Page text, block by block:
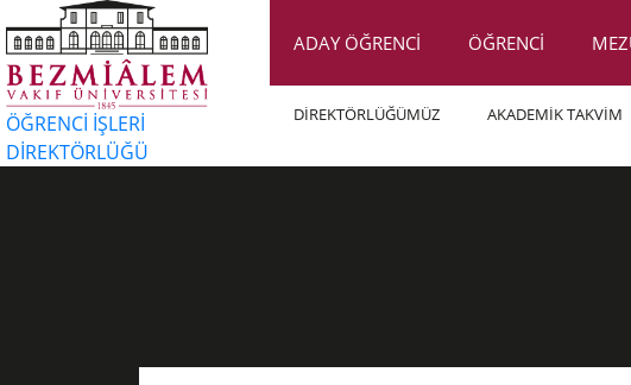
ÖĞRENCİ İŞLERİ
DİREKTÖRLÜĞÜ
ADAY ÖĞRENCİ ÖĞRENCİ
DİREKTÖRLÜĞÜMÜZ AKADEMİK TAKVİM